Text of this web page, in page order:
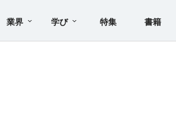
業界 学び 特集 書籍